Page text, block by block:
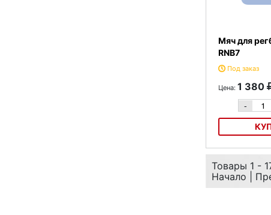
Мяч для
RNB7
Под заказ
Цена: 1 380
-
Товары 1 -
Начало |